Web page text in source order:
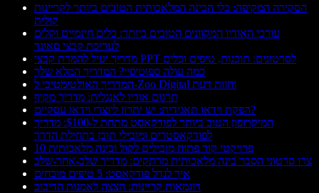
הסקירה המקיפה: כלי הבינה המלאכותית הטובים ביותר לקריינות
קולית
עורכי האודיו המקוונים הטובים ביותר: כלים חינמיים וקלים
לעריכת קבצי סאונד
מדריך יעיל להמרת קבצי PPT לסרטונים: תוכנות, טיפים וכלים
כמה עולה ספוטיפיי? המדריך המלא שלך
המדריך האולטימטיבי ל-Zoo Digital וחוות דעת
תרגום אודיו לאנגלית: מדריך מקיף
הפקת וידאו תאגידית: יש יתרון ליוצרי וידאו עסקיים?
המיקרופון הטוב ביותר לפודקאסט מתחת ל-$100: מדריך
לפודקאסטרים ומובילי תוכן בתחילת הדרך
10 פרויקטי קוד פתוח מובילים לקול ובינה מלאכותית
צרו סרטוני הסבר בינה מלאכותית מרתקים: מדריך שלב-אחר-שלב
איך לגדל פודקאסט: 5 טיפים מוכחים
דוגמאות קריינות: הצצה לאמנות הדיבוב